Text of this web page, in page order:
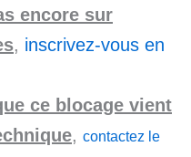
encore sur
, inscrivez-vous en
ce blocage vient
, contactez le